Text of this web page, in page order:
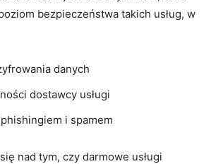
bezpieczeństwa takich usług, w
danych
dostawcy usługi
i spamem
nad tym, czy darmowe usługi